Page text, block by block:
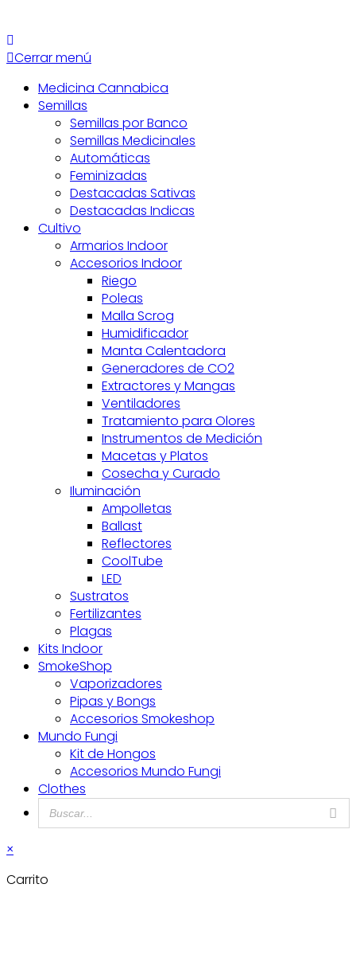
Cerrar menú
Medicina Cannabica
Semillas
Semillas por Banco
Semillas Medicinales
Automáticas
Feminizadas
Destacadas Sativas
Destacadas Indicas
Cultivo
Armarios Indoor
Accesorios Indoor
Riego
Poleas
Malla Scrog
Humidificador
Manta Calentadora
Generadores de CO2
Extractores y Mangas
Ventiladores
Tratamiento para Olores
Instrumentos de Medición
Macetas y Platos
Cosecha y Curado
Iluminación
Ampolletas
Ballast
Reflectores
CoolTube
LED
Sustratos
Fertilizantes
Plagas
Kits Indoor
SmokeShop
Vaporizadores
Pipas y Bongs
Accesorios Smokeshop
Mundo Fungi
Kit de Hongos
Accesorios Mundo Fungi
Clothes
×
Carrito